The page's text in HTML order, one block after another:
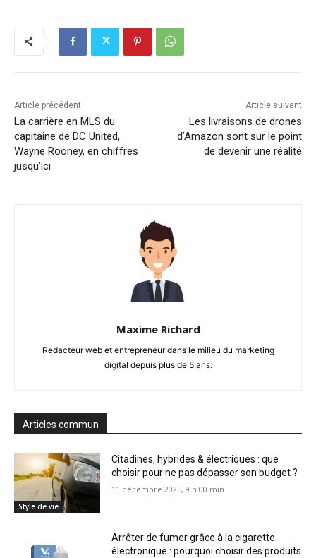
Article précédent
La carrière en MLS du
capitaine de DC United,
Wayne Rooney, en chiffres
jusqu’ici
Article suivant
Les livraisons de drones
d’Amazon sont sur le point
de devenir une réalité
Maxime Richard
Redacteur web et entrepreneur dans le milieu du marketing
digital depuis plus de 5 ans.
Articles commun
Style de vie
Citadines, hybrides & électriques : que
choisir pour ne pas dépasser son budget ?
11 décembre 2025, 9 h 00 min
Arrêter de fumer grâce à la cigarette
électronique : pourquoi choisir des produits